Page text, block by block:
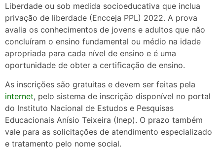
Liberdade ou sob medida socioeducativa que inclua
privação de liberdade (Encceja PPL) 2022. A prova
avalia os conhecimentos de jovens e adultos que não
concluíram o ensino fundamental ou médio na idade
apropriada para cada nível de ensino e é uma
oportunidade de obter a certificação de ensino.
As inscrições são gratuitas e devem ser feitas pela
internet, pelo sistema de inscrição disponível no portal
do Instituto Nacional de Estudos e Pesquisas
Educacionais Anísio Teixeira (Inep). O prazo também
vale para as solicitações de atendimento especializado
e tratamento pelo nome social.